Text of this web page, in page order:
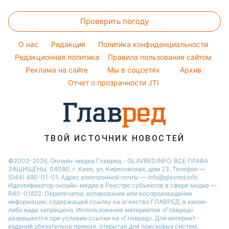
Новости Днепра
Новости Харькова
Филипп Киркоров
Елена Зеленская
Ани Лорак
Кейт Миддлтон
Советы от Андре Тана
Все о сале
Уборка
Авто
Денежная помощь
Тарифы
Курс валют
Проверить погоду
O нас Редакция
Политика конфиденциальности
Редакционная политика
Правила пользования сайтом
Реклама на сайте
Мы в соцсетях
Архив
Отчет о прозрачности JTI
ТВОЙ ИСТОЧНИК НОВОСТЕЙ
©2002-2026, Онлайн-медиа Главред - GLAVRED.INFO. ВСЕ ПРАВА
ЗАЩИЩЕНЫ. 04080, г. Киев, ул. Кириловская, дом 23. Телефон —
(044) 490-01-01. Адрес электронной почты — info@glavred.info.
Идентификатор онлайн-медиа в Реестре cубъектов в сфере медиа —
R40-01822. Перепечатка, копирование или воспроизведение
информации, содержащей ссылку на агенство ГЛАВРЕД, в каком-
либо виде запрещено. Использование материалов «Главред»
разрешается при условии ссылки на «Главред». Для интернет-
изданий обязательна прямая, открытая для поисковых систем,